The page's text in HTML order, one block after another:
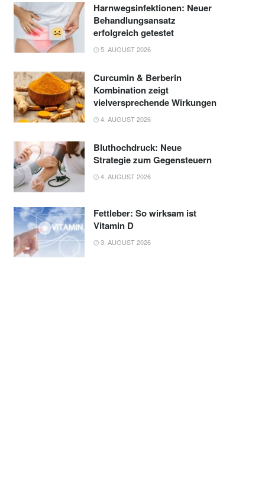
Harnwegsinfektionen: Neuer
Behandlungsansatz
erfolgreich getestet
5. AUGUST 2026
Curcumin & Berberin
Kombination zeigt
vielversprechende Wirkungen
4. AUGUST 2026
Bluthochdruck: Neue
Strategie zum Gegensteuern
4. AUGUST 2026
Fettleber: So wirksam ist
Vitamin D
3. AUGUST 2026